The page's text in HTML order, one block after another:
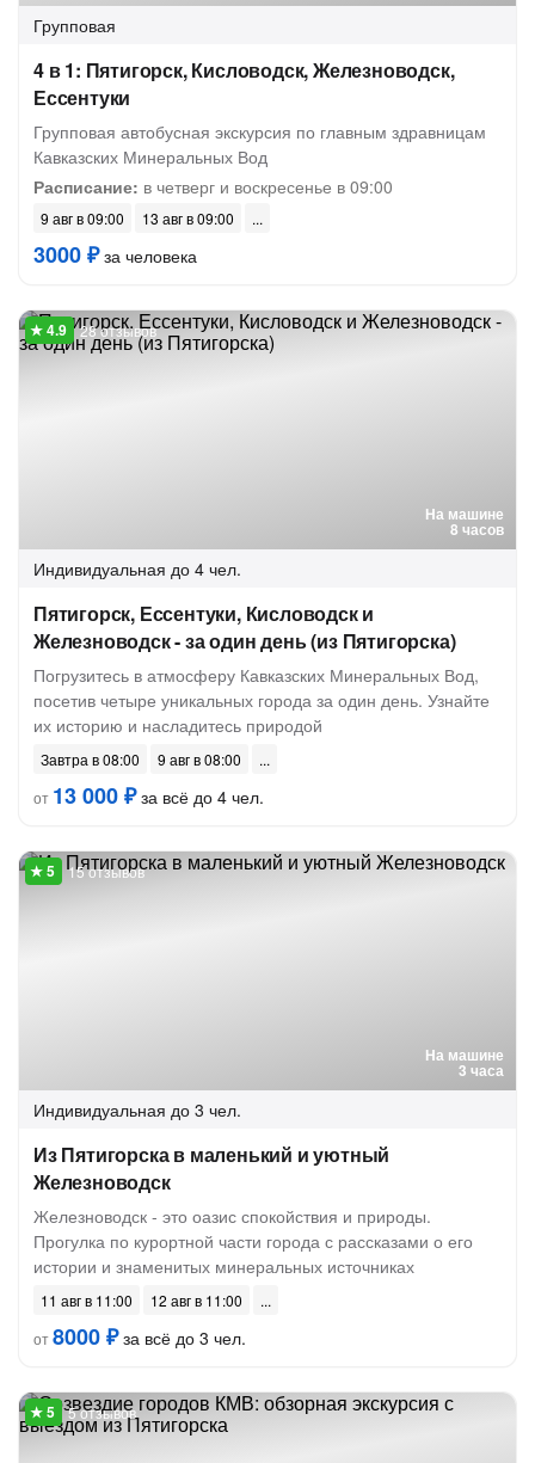
Групповая
4 в 1: Пятигорск, Кисловодск, Железноводск,
Ессентуки
Групповая автобусная экскурсия по главным здравницам
Кавказских Минеральных Вод
Расписание: в четверг и воскресенье в 09:00
9 авг в 09:00 13 авг в 09:00
3000 ₽за человека
На машине
8 часов
28 отзывов
Индивидуальная до 4 чел.
Пятигорск, Ессентуки, Кисловодск и
Железноводск - за один день (из Пятигорска)
Погрузитесь в атмосферу Кавказских Минеральных Вод,
посетив четыре уникальных города за один день. Узнайте
их историю и насладитесь природой
Завтра в 08:00
9 авг в 08:00
от 13 000 ₽за всё до 4 чел.
На машине
3 часа
15 отзывов
Индивидуальная до 3 чел.
Из Пятигорска в маленький и уютный
Железноводск
Железноводск - это оазис спокойствия и природы.
Прогулка по курортной части города с рассказами о его
истории и знаменитых минеральных источниках
11 авг в 11:00
12 авг в 11:00
от8000 ₽за всё до 3 чел.
5 отзывов